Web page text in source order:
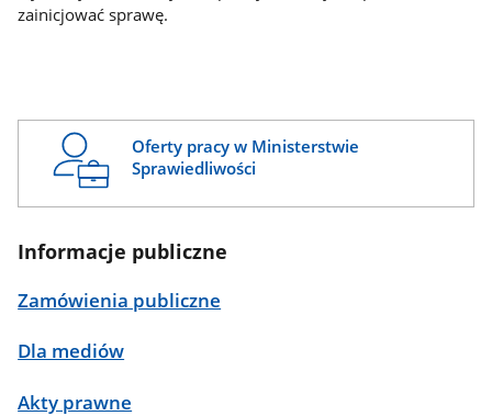
zainicjować sprawę.
Oferty pracy w Ministerstwie
Sprawiedliwości
Informacje publiczne
Zamówienia publiczne
Dla mediów
Akty prawne